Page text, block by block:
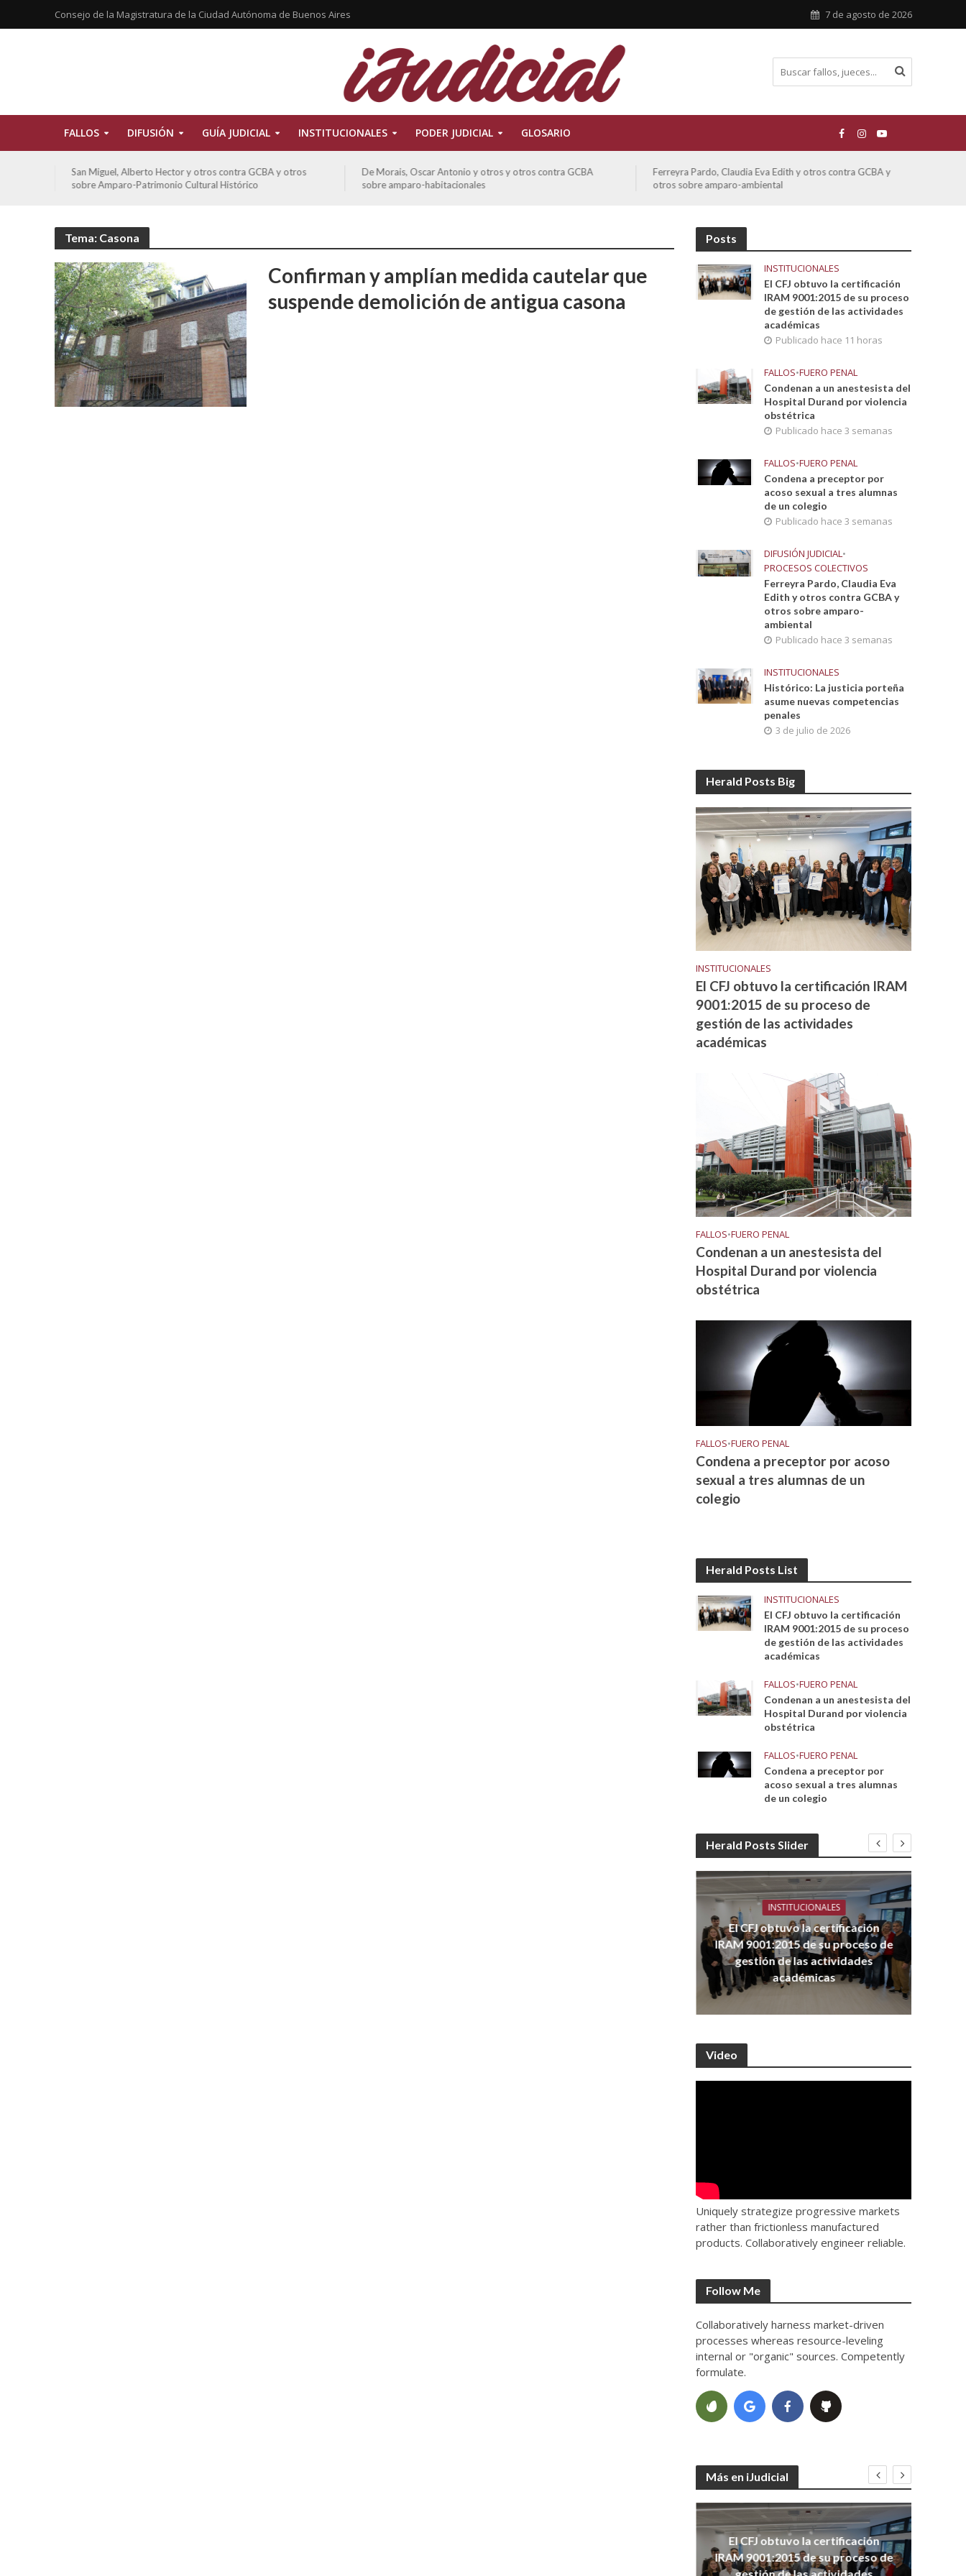
Consejo de la Magistratura de la Ciudad Autónoma de Buenos Aires 7 de agosto de 2026
FALLOS DIFUSIÓN GUÍA JUDICIAL INSTITUCIONALES PODER JUDICIAL GLOSARIO
San Miguel, Alberto Hector y otros contra GCBA y otros
sobre Amparo-Patrimonio Cultural Histórico
De Morais, Oscar Antonio y otros y otros contra GCBA
sobre amparo-habitacionales
Ferreyra Pardo, Claudia Eva Edith y otros contra GCBA y
otros sobre amparo-ambiental
Tema: Casona
Confirman y amplían medida cautelar que
suspende demolición de antigua casona
Posts
INSTITUCIONALES
El CFJ obtuvo la certificación
IRAM 9001:2015 de su proceso
de gestión de las actividades
académicas
Publicado hace 11 horas
FALLOS•FUERO PENAL
Condenan a un anestesista del
Hospital Durand por violencia
obstétrica
Publicado hace 3 semanas
FALLOS•FUERO PENAL
Condena a preceptor por
acoso sexual a tres alumnas
de un colegio
Publicado hace 3 semanas
DIFUSIÓN JUDICIAL•
PROCESOS COLECTIVOS
Ferreyra Pardo, Claudia Eva
Edith y otros contra GCBA y
otros sobre amparo-
ambiental
Publicado hace 3 semanas
INSTITUCIONALES
Histórico: La justicia porteña
asume nuevas competencias
penales
3 de julio de 2026
Herald Posts Big
INSTITUCIONALES
El CFJ obtuvo la certificación IRAM
9001:2015 de su proceso de
gestión de las actividades
académicas
FALLOS•FUERO PENAL
Condenan a un anestesista del
Hospital Durand por violencia
obstétrica
FALLOS•FUERO PENAL
Condena a preceptor por acoso
sexual a tres alumnas de un
colegio
Herald Posts List
INSTITUCIONALES
El CFJ obtuvo la certificación
IRAM 9001:2015 de su proceso
de gestión de las actividades
académicas
FALLOS•FUERO PENAL
Condenan a un anestesista del
Hospital Durand por violencia
obstétrica
FALLOS•FUERO PENAL
Condena a preceptor por
acoso sexual a tres alumnas
de un colegio
Herald Posts Slider
INSTITUCIONALES
El CFJ obtuvo la certificación
IRAM 9001:2015 de su proceso de
gestión de las actividades
académicas
Video
Uniquely strategize progressive markets
rather than frictionless manufactured
products. Collaboratively engineer reliable.
Follow Me
Collaboratively harness market-driven
processes whereas resource-leveling
internal or "organic" sources. Competently
formulate.
Más en iJudicial
El CFJ obtuvo la certificación
IRAM 9001:2015 de su proceso de